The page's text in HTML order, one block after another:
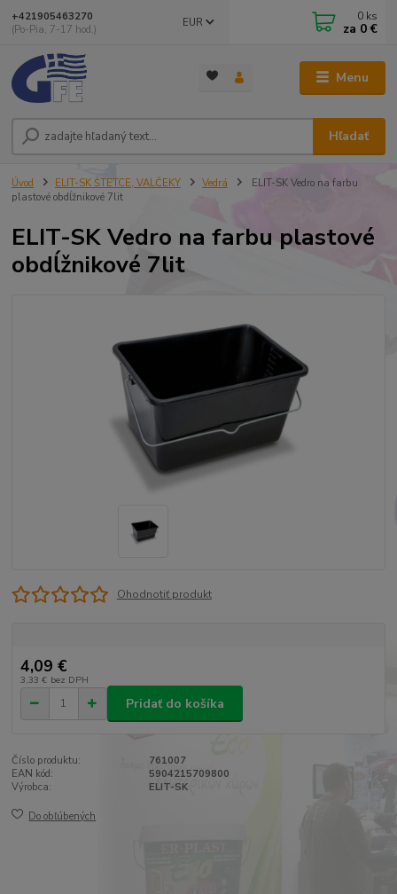
Menu
EUR
Hľadať
+421905463270
(Po-Pia, 7-17 hod.)
0 ks
za 0 €
Úvod ELIT-SK ŠTETCE, VALČEKY Vedrá
ELIT-SK Vedro na farbu
plastové obdĺžnikové 7lit
ELIT-SK Vedro na farbu plastové
obdĺžnikové 7lit
Ohodnotiť produkt
4,09 €
3,33 € bez DPH
Pridať do košíka
Číslo produktu:
761007
EAN kód:
5904215709800
Výrobca:
ELIT-SK
Do obľúbených